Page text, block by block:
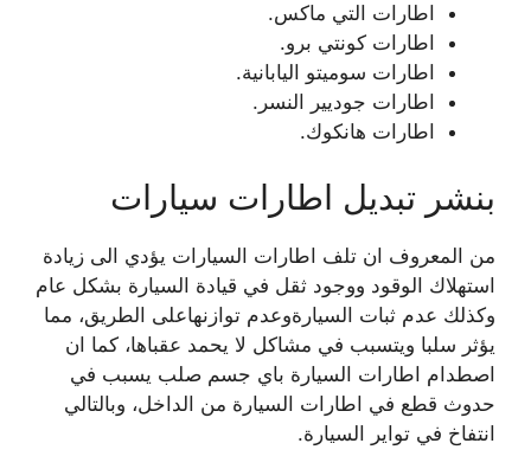
اطارات التي ماكس.
اطارات كونتي برو.
اطارات سوميتو اليابانية.
اطارات جوديير النسر.
اطارات هانكوك.
بنشر تبديل اطارات سيارات
من المعروف ان تلف اطارات السيارات يؤدي الى زيادة
استهلاك الوقود ووجود ثقل في قيادة السيارة بشكل عام
وكذلك عدم ثبات السيارةوعدم توازنهاعلى الطريق، مما
يؤثر سلبا ويتسبب في مشاكل لا يحمد عقباها، كما ان
اصطدام اطارات السيارة باي جسم صلب يسبب في
حدوث قطع في اطارات السيارة من الداخل، وبالتالي
انتفاخ في تواير السيارة.